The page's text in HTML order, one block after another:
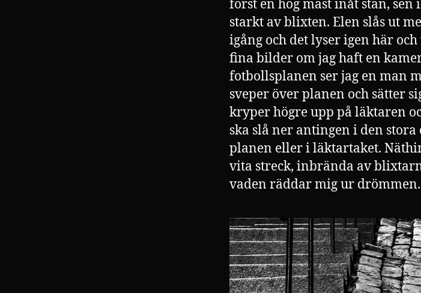
först en hög mast inåt stan,
starkt av blixten. Elen slås ut
igång och det lyser igen här
fina bilder om jag haft en
fotbollsplanen ser jag en man
sveper över planen och sätter
kryper högre upp på läktaren
ska slå ner antingen i den
planen eller i läktartaket.
vita streck, inbrända av
vaden räddar mig ur drömmen.